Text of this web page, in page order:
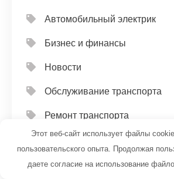
Автомобильный электрик
Бизнес и финансы
Новости
Обслуживание транспорта
Ремонт транспорта
Советы водителям
Современные гаджеты
Этот веб-сайт использует файлы
пользовательского опыта. Продолжая
даете согласие на использование